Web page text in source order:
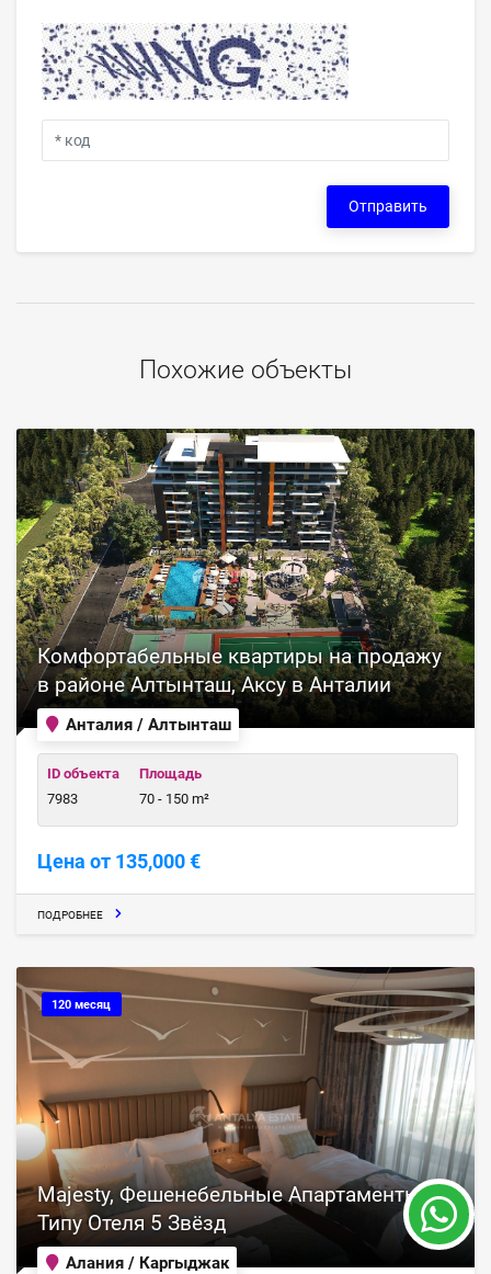
Отправить
Похожие объекты
Анталия / Алтынташ
Комфортабельные квартиры на продажу
в районе Алтынташ, Аксу в Анталии
ID объекта
7983
Площадь
70 - 150 m²
Цена от 135,000 €
ПОДРОБНЕЕ
120 месяц
Алания / Каргыджак
Majesty, Фешенебельные Апартаменты по
Типу Отеля 5 Звёзд